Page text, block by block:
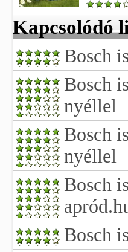
Kapcsolódó
Bosch
Bosch
nyéllel
Bosch
nyéllel
Bosch
Bosch